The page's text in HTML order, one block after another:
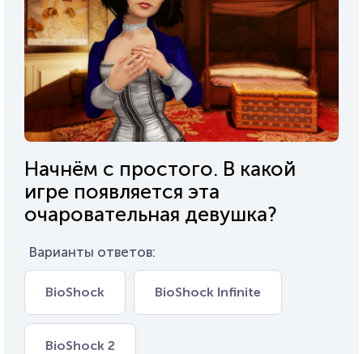
Начнём с простого. В какой
игре появляется эта
очаровательная девушка?
Варианты ответов:
BioShock BioShock Infinite
BioShock 2